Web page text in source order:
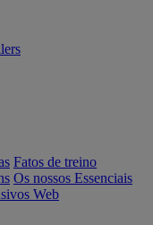
Fatos de treino
Os nossos Essenciais
Web